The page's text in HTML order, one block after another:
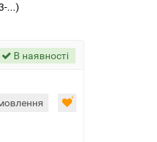
...)
В наявності